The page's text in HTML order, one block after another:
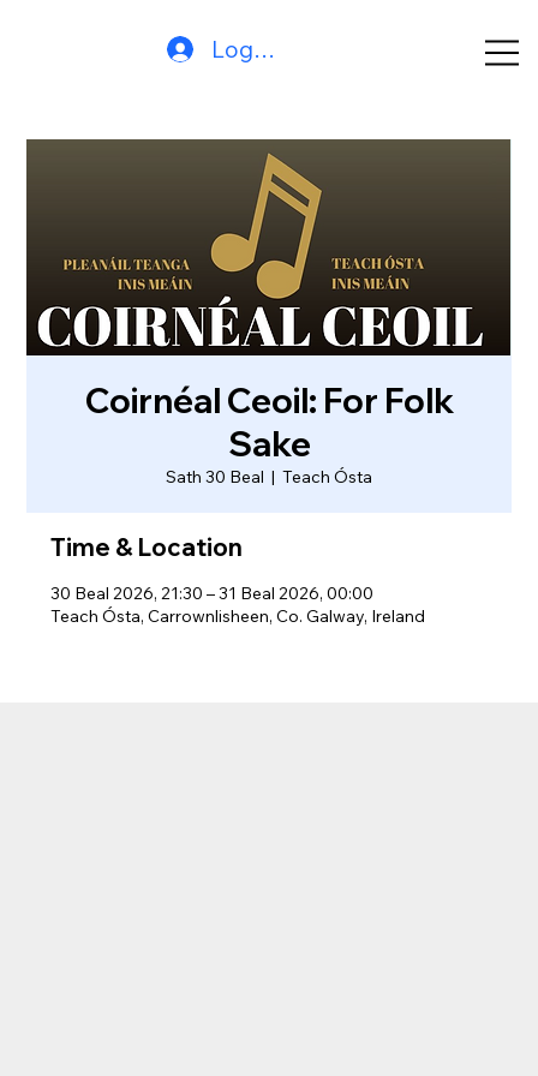
Log In
Coirnéal Ceoil: For Folk
Sake
Sath 30 Beal
  |
Teach Ósta
Time & Location
30 Beal 2026, 21:30 – 31 Beal 2026, 00:00
Teach Ósta, Carrownlisheen, Co. Galway, Ireland